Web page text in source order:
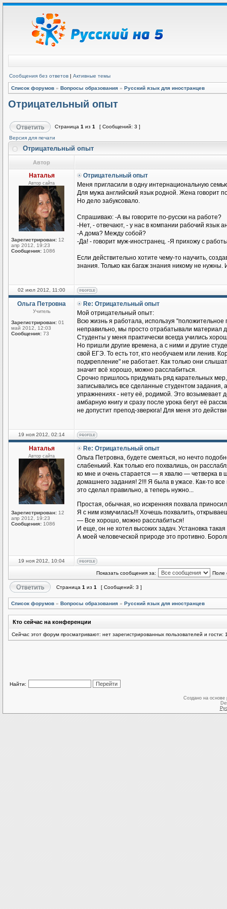
Сообщения без ответов | Активные темы
Список форумов » Вопросы образования » Русский язык для иностранцев
Отрицательный опыт
Страница 1 из 1
[ Сообщений: 3 ]
Версия для печати
Отрицательный опыт
Автор
Наталья
Автор сайта
Зарегистрирован: 12
апр 2012, 19:23
Сообщения: 1086
Отрицательный опыт
Меня пригласили в одну интернациональную
Для мужа английский язык родной. Жена говорит
Но дело забуксовало.
Спрашиваю: -А вы говорите по-русски на работе?
-Нет, - отвечают, - у нас в компании рабочий язык
-А дома? Между собой?
-Да! - говорит муж-иностранец. -Я прихожу с
Если действительно хотите чему-то научить,
знания. Только как багаж знания никому не
02 июл 2012, 11:00
Ольга Петровна
Учитель
Зарегистрирован: 01
май 2012, 12:03
Сообщения: 73
Re: Отрицательный опыт
Мой отрицательный опыт:
Всю жизнь я работала, используя "положительное
неправильно, мы просто отрабатывали материал
Студенты у меня практически всегда учились
Но пришли другие времена, а с ними и другие
свой ЕГЭ. То есть тот, кто необучаем или ленив.
подкрепление" не работает. Как только они
значит всё хорошо, можно расслабиться.
Срочно пришлось придумать ряд карательных
записывались все сделанные студентом задания,
упражнениях - нету её, родимой. Это возымевает
амбарную книгу и сразу после урока бегут её
не допустит препод-зверюга! Для меня это
19 ноя 2012, 02:14
Наталья
Автор сайта
Зарегистрирован: 12
апр 2012, 19:23
Сообщения: 1086
Re: Отрицательный опыт
Ольга Петровна, будете смеяться, но нечто
слабенький. Как только его похвалишь, он
ко мне и очень старается — я хвалю — четверка
домашнего задания! 2!!! Я была в ужасе. Как-то
это сделал правильно, а теперь нужно...
Простая, обычная, но искренняя похвала
Я с ним измучилась!!! Хочешь похвалить,
— Все хорошо, можно расслабиться!
И еще, он не хотел высоких задач. Установка
А моей человеческой природе это противно.
19 ноя 2012, 10:04
Показать сообщения за: Поле
Страница 1 из 1 [ Сообщений: 3 ]
Список форумов » Вопросы образования » Русский язык для иностранцев
Кто сейчас на конференции
Сейчас этот форум просматривают: нет зарегистрированных пользователей и гости:
Найти:
Создано на основе